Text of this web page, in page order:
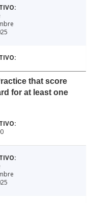
that score
for at least one